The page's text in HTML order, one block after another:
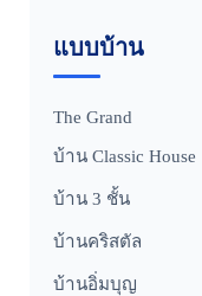
แบบบ้าน
The Grand
บ้าน Classic House
บ้าน 3 ชั้น
บ้านคริสตัล
บ้านอิ่มบุญ